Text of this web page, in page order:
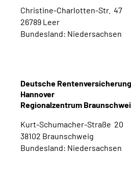
Christine-Charlotten-Str. 47
26789 Leer
Bundesland: Niedersachsen
Deutsche
Hannover
Regionalzentrum
Kurt-Schumacher-Straße 20
38102 Braunschweig
Bundesland: Niedersachsen